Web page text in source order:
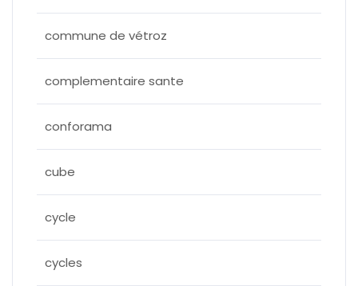
commune de vétroz
complementaire sante
conforama
cube
cycle
cycles